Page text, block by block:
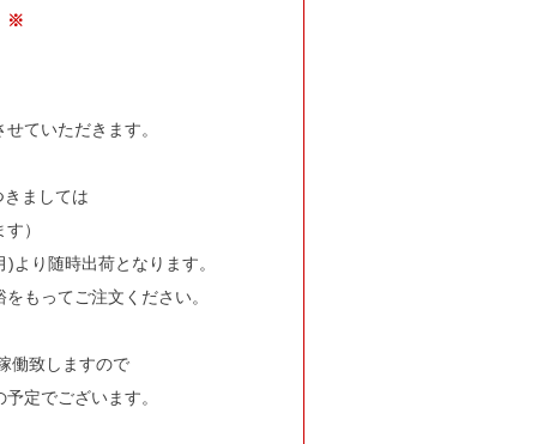
※
ていただきます。
ましては
）
り随時出荷となります。
もってご注文ください。
働致しますので
定でございます。